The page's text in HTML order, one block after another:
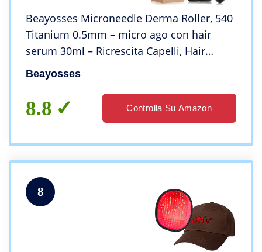
Beayosses Microneedle Derma Roller, 540
Titanium 0.5mm – micro ago con hair
serum 30ml – Ricrescita Capelli, Hair
Growth Serum, Siero per Capelli
Anticaduta, Per una Rapida Crescita dei
Capelli
Beayosses
8.8 Controlla Su Amazon
8